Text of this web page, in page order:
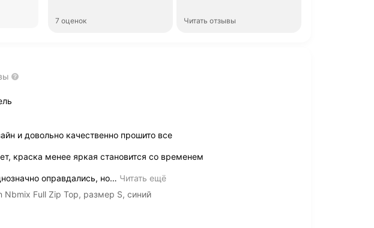
7 оценок Читать отзывы
и довольно качественно прошито все
краска менее яркая становится со временем
оправдались, но… Читать ещё
Full Zip Top, размер S, синий